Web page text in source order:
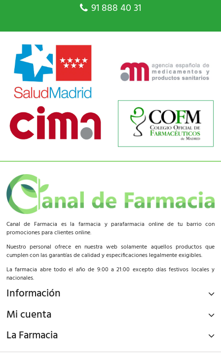
91 888 40 31
Canal de Farmacia es la farmacia y parafarmacia online de tu barrio con
promociones para clientes online.
Nuestro personal ofrece en nuestra web solamente aquellos productos que
cumplen con las garantías de calidad y especificaciones legalmente exigibles.
La farmacia abre todo el año de 9:00 a 21:00 excepto días festivos locales y
nacionales.
Información
Mi cuenta
La Farmacia